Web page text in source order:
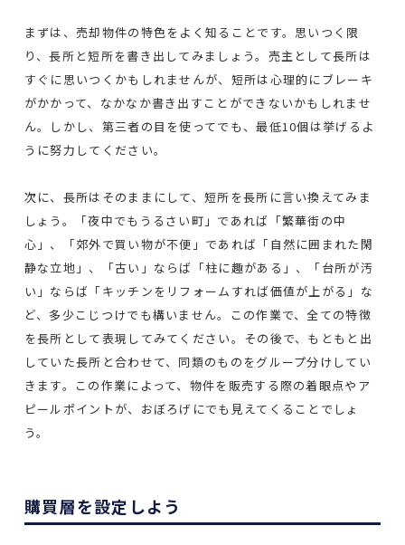
まずは、売却物件の特色をよく知ることです。思いつく限
り、長所と短所を書き出してみましょう。売主として長所は
すぐに思いつくかもしれませんが、短所は心理的にブレーキ
がかかって、なかなか書き出すことができないかもしれませ
ん。しかし、第三者の目を使ってでも、最低10個は挙げるよ
うに努力してください。
次に、長所はそのままにして、短所を長所に言い換えてみま
しょう。「夜中でもうるさい町」であれば「繁華街の中
心」、「郊外で買い物が不便」であれば「自然に囲まれた閑
静な立地」、「古い」ならば「柱に趣がある」、「台所が汚
い」ならば「キッチンをリフォームすれば価値が上がる」な
ど、多少こじつけでも構いません。この作業で、全ての特徴
を長所として表現してみてください。その後で、もともと出
していた長所と合わせて、同類のものをグループ分けしてい
きます。この作業によって、物件を販売する際の着眼点やア
ピールポイントが、おぼろげにでも見えてくることでしょ
う。
購買層を設定しよう